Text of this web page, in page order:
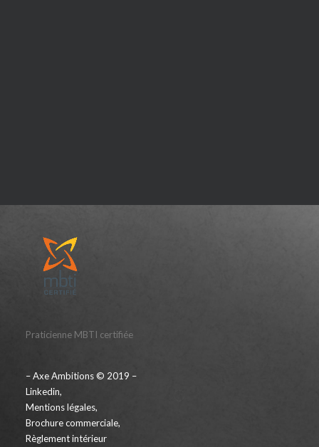
Praticienne MBTI certifiée
– Axe Ambitions © 2019 –
Linkedin,
Mentions légales,
Brochure commerciale,
Règlement intérieur